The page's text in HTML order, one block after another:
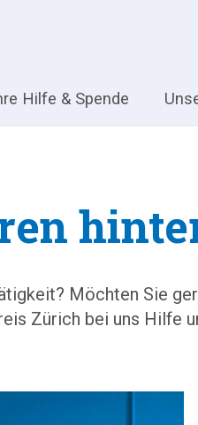
Hilfe & Spende
Möchten Sie
Zürich bei uns Hilfe